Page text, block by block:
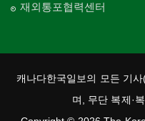
재외통포협력센터
캐나다한국일보의 모든 기
며, 무단 복제·